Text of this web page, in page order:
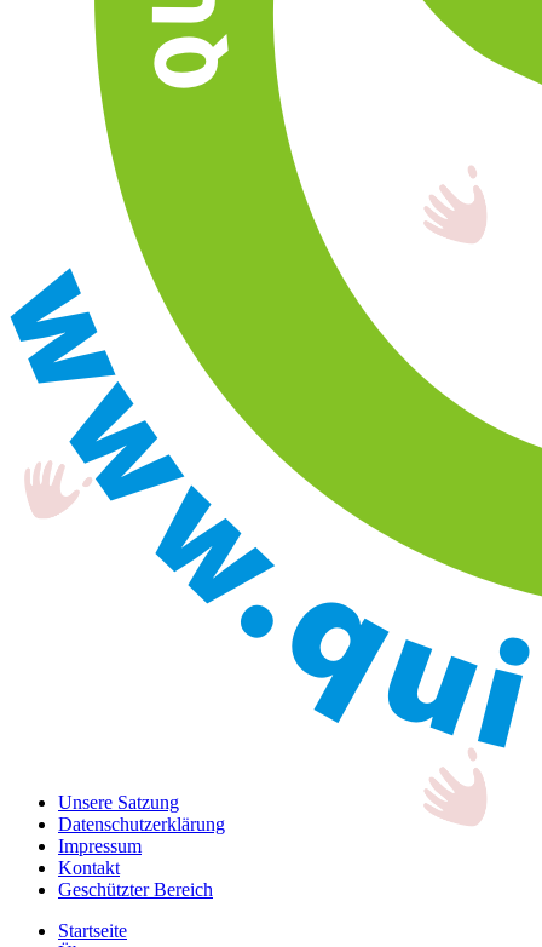
Unsere Satzung
Datenschutzerklärung
Impressum
Kontakt
Geschützter Bereich
Startseite